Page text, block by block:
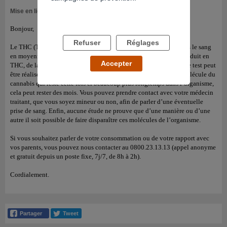
Mise en ligne le 22/08/2012
Bonjour,
Le THC (Tétrahydrocannabinol) est une molécule détectable dans le sang
en moyenne dans les 24h. Cela dépend de la concentration du produit en
THC, de la quantité consommée et de votre métabolisme. Un autre test peut
être réalisé afin de détecter la présence de THCOOH, une autre molécule du
cannabis qui reste cette fois ci beaucoup plus longtemps dans l’organisme,
cela peut rester des mois. Vous pouvez prendre contact avec votre médecin
traitant, que vous soyez mineur ou non, afin de parler d’une éventuelle
prise de sang. Enfin, aucune étude ne prouve que d’une manière ou d’une
autre il soit possible de faire disparaître ces molécules de l’organisme.
Si vous souhaitez parler de votre consommation ou de votre rapport avec
vos parents, vous pouvez nous contacter au 0800.23.13.13 (appel anonyme
et gratuit depuis un poste fixe, 7j/7, de 8h à 2h).
Cordialement.
Refuser Réglages
Accepter